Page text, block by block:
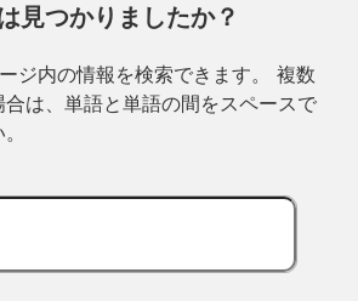
見つかりましたか？
ジ内の情報を検索できます。 複数
は、単語と単語の間をスペースで